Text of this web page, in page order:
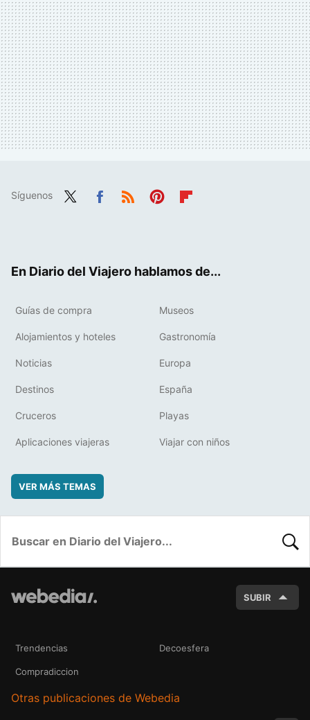
Síguenos
En Diario del Viajero hablamos de...
Guías de compra Museos
Alojamientos y hoteles Gastronomía
Noticias Europa
Destinos España
Cruceros Playas
Aplicaciones viajeras Viajar con niños
VER MÁS TEMAS
SUBIR
Trendencias Decoesfera
Compradiccion
Otras publicaciones de Webedia